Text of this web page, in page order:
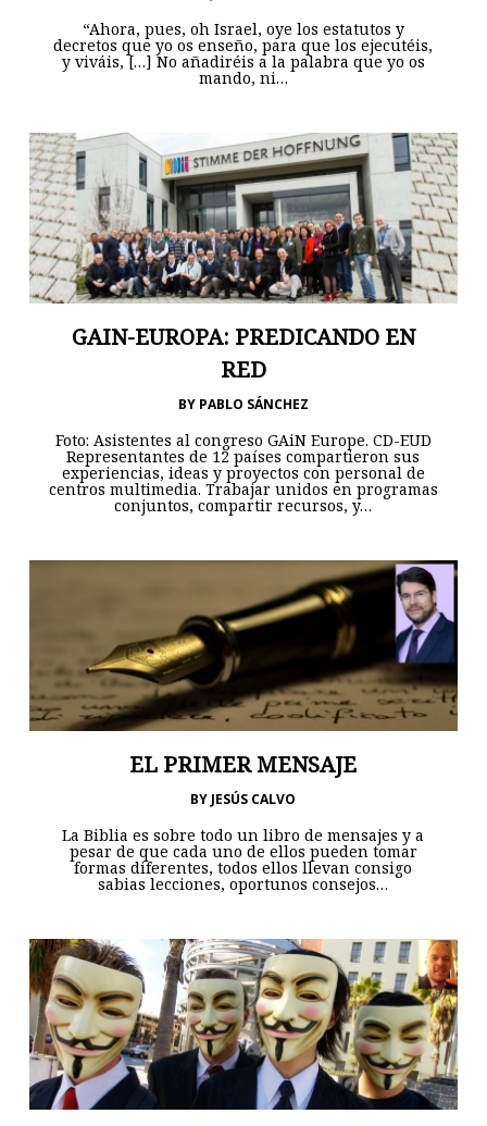
“Ahora, pues, oh Israel, oye los estatutos y
decretos que yo os enseño, para que los ejecutéis,
y viváis, […] No añadiréis a la palabra que yo os
mando, ni…
GAIN-EUROPA: PREDICANDO EN
RED
BY PABLO SÁNCHEZ
Foto: Asistentes al congreso GAiN Europe. CD-EUD
Representantes de 12 países compartieron sus
experiencias, ideas y proyectos con personal de
centros multimedia. Trabajar unidos en programas
conjuntos, compartir recursos, y…
EL PRIMER MENSAJE
BY JESÚS CALVO
La Biblia es sobre todo un libro de mensajes y a
pesar de que cada uno de ellos pueden tomar
formas diferentes, todos ellos llevan consigo
sabias lecciones, oportunos consejos…